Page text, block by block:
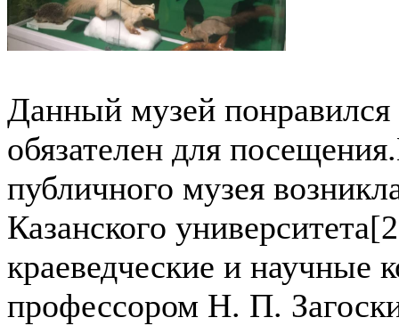
Данный музей
обязателен для
публичного музея
Казанского
краеведческие и научные
профессором Н. П.